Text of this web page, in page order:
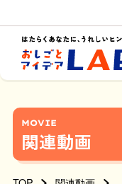
MOVIE
関連動画